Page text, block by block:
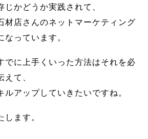
じかどうか実践されて、
材店さんのネットマーケティング
なっています。
でに上手くいった方法はそれを必
えて、
ルアップしていきたいですね。
します。